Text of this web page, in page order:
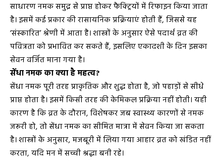
साधारण नमक समुद्र से प्राप्त होकर फैक्ट्रियों में रिफाइन किया जाता
है। इसमें कई प्रकार की रासायनिक प्रक्रियाएं होती हैं, जिससे यह
‘संस्कारित’ श्रेणी में आता है। शास्त्रों के अनुसार ऐसे पदार्थ व्रत की
पवित्रता को प्रभावित कर सकते हैं, इसलिए एकादशी के दिन इसका
सेवन वर्जित माना गया है।
सेंधा नमक का क्या है महत्व?
सेंधा नमक पूरी तरह प्राकृतिक और शुद्ध होता है, जो पहाड़ों से सीधे
प्राप्त होता है। इसमें किसी तरह की केमिकल प्रक्रिया नहीं होती। यही
कारण है कि व्रत के दौरान, विशेषकर जब स्वास्थ्य कारणों से नमक
जरूरी हो, तो सेंधा नमक का सीमित मात्रा में सेवन किया जा सकता
है। शास्त्रों के अनुसार, मजबूरी में लिया गया आहार व्रत को खंडित नहीं
करता, यदि मन में सच्ची श्रद्धा बनी रहे।